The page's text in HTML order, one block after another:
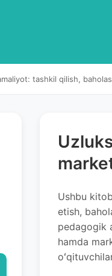
tashkil qilish,
Ushbu
etish,
pedagogik
hamda